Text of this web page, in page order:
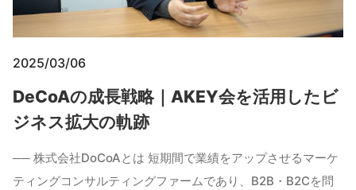
2025/03/06
DeCoAの成長戦略｜AKEY会を活用したビ
ジネス拡大の軌跡
── 株式会社DoCoAとは 短期間で業績をアップさせるマーケ
ティングコンサルティングファームであり、B2B・B2Cを問